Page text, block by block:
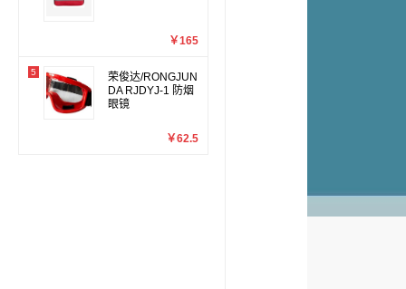
￥165
5
荣俊达/RONGJUN
DA RJDYJ-1 防烟
眼镜
￥62.5